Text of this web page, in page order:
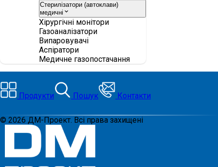
Стерилізатори (автоклави)
медичні
Хірургічні монітори
Газоаналізатори
Випаровувачі
Аспіратори
Медичне газопостачання
Продукти Пошук Контакти
© 2026 ДМ-Проект. Всі права захищені